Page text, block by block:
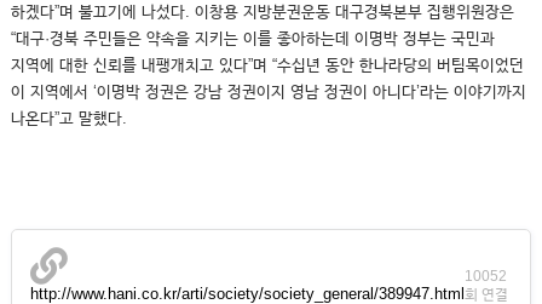
하겠다”며 불끄기에 나섰다. 이창용 지방분권운동 대구경북본부 집행위원장은
“대구·경북 주민들은 약속을 지키는 이를 좋아하는데 이명박 정부는 국민과
지역에 대한 신뢰를 내팽개치고 있다”며 “수십년 동안 한나라당의 버팀목이었던
이 지역에서 ‘이명박 정권은 강남 정권이지 영남 정권이 아니다’라는 이야기까지
나온다”고 말했다.
http://www.hani.co.kr/arti/society/society_general/389947.html
10052
회 연결